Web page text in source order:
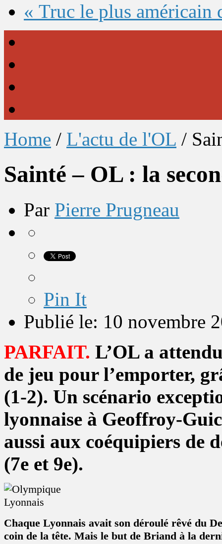
« Truc le plus américain
Home / L'actu de l'OL /
Sainté – OL : la
Par Pierre Prugneau
Pin It
Publié le: 10 novembre
PARFAIT. L’OL a
de jeu pour l’emporter,
(1-2). Un scénario
lyonnaise à Geoffroy-
aussi aux coéquipiers de
(7e et 9e).
Chaque Lyonnais avait son déroulé rêvé du
coin de la tête. Mais le but de Briand à la